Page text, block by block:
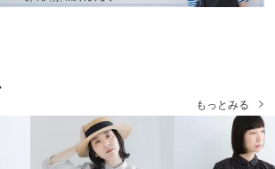
もっとみる